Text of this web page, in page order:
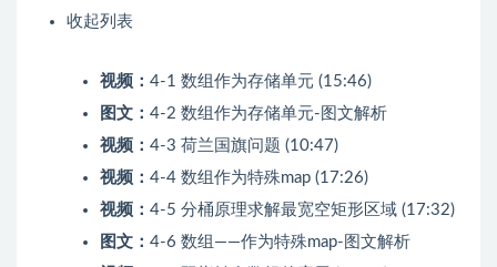
收起列表
视频： 4-1 数组作为存储单元 (15:46)
图文： 4-2 数组作为存储单元-图文解析
视频： 4-3 荷兰国旗问题 (10:47)
视频： 4-4 数组作为特殊map (17:26)
视频： 4-5 分桶原理求解最宽空矩形区域 (17:32)
图文： 4-6 数组——作为特殊map-图文解析